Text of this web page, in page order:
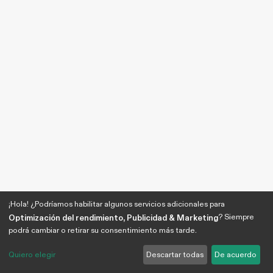
¡Hola! ¿Podríamos habilitar algunos servicios adicionales para
Optimización del rendimiento, Publicidad & Marketing? Siempre
podrá cambiar o retirar su consentimiento más tarde.
Quiero elegir Descartar todas De acuerdo